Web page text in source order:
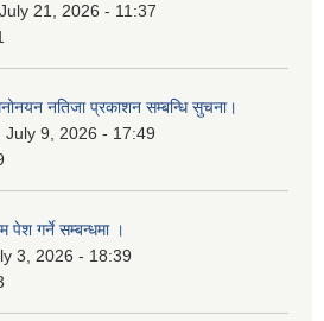
21, 2026 - 11:37
नतिजा प्रकाशन सम्बन्धि सुचना।
July 9, 2026 - 17:49
पेश गर्ने सम्बन्धमा ।
3, 2026 - 18:39